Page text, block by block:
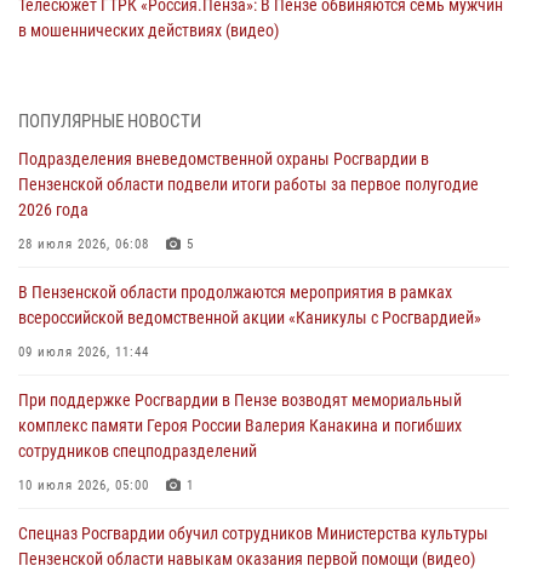
Телесюжет ГТРК «Россия.Пенза»: В Пензе обвиняются семь мужчин
в мошеннических действиях (видео)
В Заречном росгвардейцы почтили память легендарного генерала
05 августа 2026, 07:00
Сотрудники пензенского ОМОН «Страж» познакомили участников
сборов «Гвардеец» с вооружением и техникой Росгвардии
В Пензе сотрудники Росгвардии оказали помощь
дезориентированному пенсионеру
В Пензе при силовой поддержке Росгвардии пресечена
деятельность ОПГ, маскировавшейся под реабилитационный центр
(видео)
ПОПУЛЯРНЫЕ НОВОСТИ
Подразделения вневедомственной охраны Росгвардии в
Пензенской области подвели итоги работы за первое полугодие
2026 года
28 июля 2026, 06:08 5
В Пензенской области продолжаются мероприятия в рамках
всероссийской ведомственной акции «Каникулы с Росгвардией»
09 июля 2026, 11:44
При поддержке Росгвардии в Пензе возводят мемориальный
комплекс памяти Героя России Валерия Канакина и погибших
сотрудников спецподразделений
10 июля 2026, 05:00 1
Спецназ Росгвардии обучил сотрудников Министерства культуры
Пензенской области навыкам оказания первой помощи (видео)